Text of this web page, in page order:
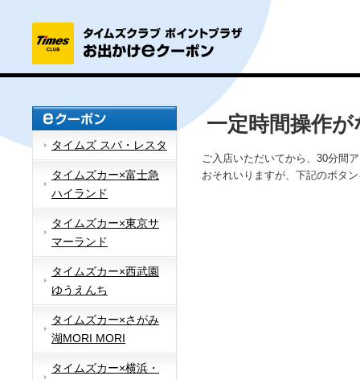
タイムズ スパ・レスタ
タイムズカー×富士急
ハイランド
タイムズカー×東京サ
マーランド
タイムズカー×西武園
ゆうえんち
タイムズカー×さがみ
湖MORI MORI
タイムズカー×横浜・
一定時間操作
ご入店いただいてから、30分間
おそれいりますが、下記のボタ